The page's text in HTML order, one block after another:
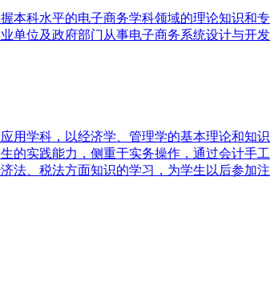
本科水平的电子商务学科领域的理论知识
单位及政府部门从事电子商务系统设计与
用学科，以经济学、管理学的基本理论和
的实践能力，侧重于实务操作，通过会计
法、税法方面知识的学习，为学生以后参加